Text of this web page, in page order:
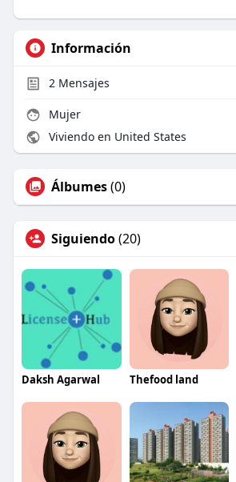
Información
2Mensajes
Mujer
Viviendo en United States
Álbumes(0)
Siguiendo(20)
Daksh Agarwal Thefood land